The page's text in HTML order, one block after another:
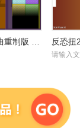
反恐扭
请输入